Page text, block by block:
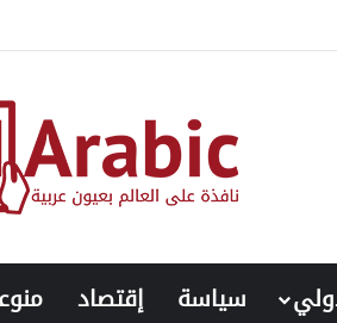
كيف توسعت شبكة الإخوان في
سياسة إقتصاد